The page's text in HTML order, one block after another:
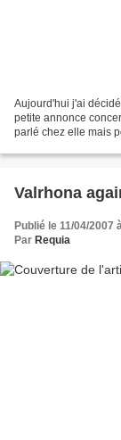
Aujourd'hui j'ai
petite annonce
parlé chez elle mais
Valrhona
Publié le 11/04/2007
Par Requia